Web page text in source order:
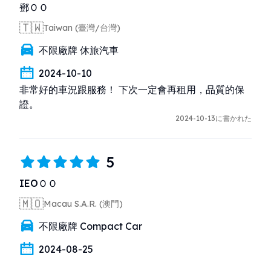
鄧ＯＯ
🇹🇼Taiwan (臺灣/台灣)
不限廠牌 休旅汽車
2024-10-10
非常好的車況跟服務！ 下次一定會再租用，品質的保
證。
2024-10-13に書かれた
5
IEOＯＯ
🇲🇴Macau S.A.R. (澳門)
不限廠牌 Compact Car
2024-08-25